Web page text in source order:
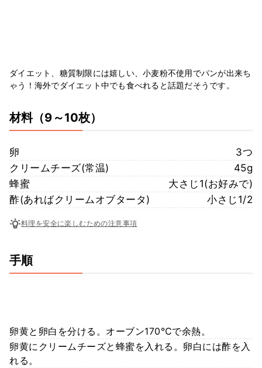
ダイエット、糖質制限には嬉しい、小麦粉不使用でパンが出来ち
ゃう！海外でダイエット中でも食べれると話題だそうです。
材料（9～10枚）
卵
3つ
クリームチーズ(常温)
45g
蜂蜜
大さじ1(お好みで)
酢(あればクリームオブタータ)
小さじ1/2
料理を安全に楽しむための注意事項
手順
卵黄と卵白を分ける。オーブン170℃で余熱。
卵黄にクリームチーズと蜂蜜を入れる。卵白には酢を入
れる。